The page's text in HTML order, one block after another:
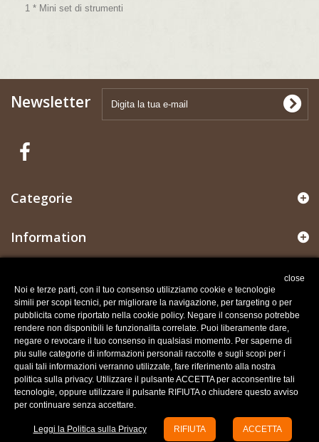
1 * Mini set di strumenti
Newsletter
Categorie
Information
Informazioni negozio
Recesso dal contratto
Traccia stato del recesso
close
Noi e terze parti, con il tuo consenso utilizziamo cookie e tecnologie
simili per scopi tecnici, per migliorare la navigazione, per targeting o per
pubblicita come riportato nella cookie policy. Negare il consenso potrebbe
rendere non disponibili le funzionalita correlate. Puoi liberamente dare,
negare o revocare il tuo consenso in qualsiasi momento. Per saperne di
piu sulle categorie di informazioni personali raccolte e sugli scopi per i
quali tali informazioni verranno utilizzate, fare riferimento alla nostra
politica sulla privacy. Utilizzare il pulsante ACCETTA per acconsentire tali
tecnologie, oppure utilizzare il pulsante RIFIUTA o chiudere questo avviso
per continuare senza accettare.
Leggi la Politica sulla Privacy RIFIUTA ACCETTA